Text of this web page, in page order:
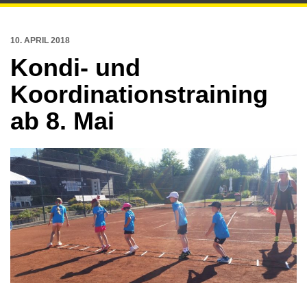
10. APRIL 2018
Kondi- und
Koordinationstraining
ab 8. Mai